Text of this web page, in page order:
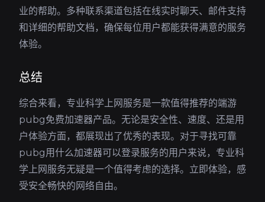
业的帮助。多种联系渠道包括在线实时聊天、邮件支持
和详细的帮助文档，确保每位用户都能获得满意的服务
体验。
总结
综合来看，专业科学上网服务是一款值得推荐的端游
pubg免费加速器产品。无论是安全性、速度、还是用
户体验方面，都展现出了优秀的表现。对于寻找可靠
pubg用什么加速器可以登录服务的用户来说，专业科
学上网服务无疑是一个值得考虑的选择。立即体验，感
受安全畅快的网络自由。